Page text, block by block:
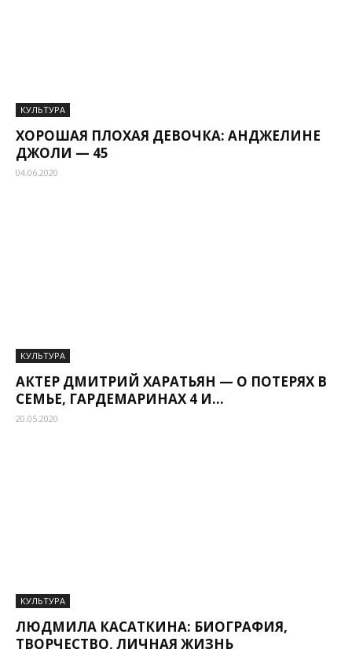
КУЛЬТУРА
ХОРОШАЯ ПЛОХАЯ ДЕВОЧКА: АНДЖЕЛИНЕ
ДЖОЛИ — 45
04.06.2020
КУЛЬТУРА
АКТЕР ДМИТРИЙ ХАРАТЬЯН — О ПОТЕРЯХ В
СЕМЬЕ, ГАРДЕМАРИНАХ 4 И...
20.05.2020
КУЛЬТУРА
ЛЮДМИЛА КАСАТКИНА: БИОГРАФИЯ,
ТВОРЧЕСТВО, ЛИЧНАЯ ЖИЗНЬ